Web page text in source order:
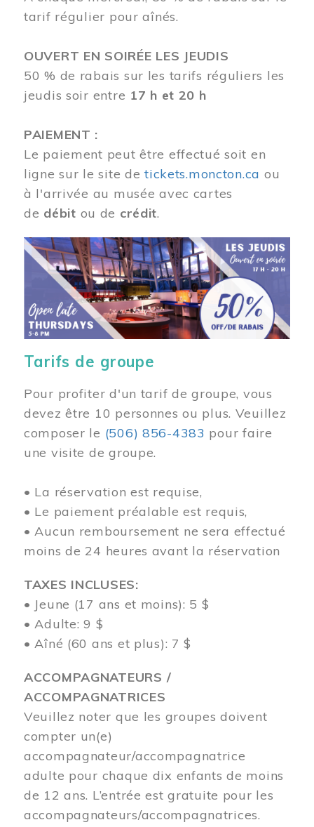
tarif régulier pour aînés.
OUVERT EN SOIRÉE LES JEUDIS
50 % de rabais sur les tarifs réguliers les
jeudis soir entre 17 h et 20 h
PAIEMENT :
Le paiement peut être effectué soit en
ligne sur le site detickets.moncton.ca ou
à l'arrivée au musée avec cartes
de débit ou de crédit.
Image
Tarifs de groupe
Pour profiter d'un tarif de groupe, vous
devez être 10 personnes ou plus. Veuillez
composer le (506) 856-4383 pour faire
une visite de groupe.
• La réservation est requise,
• Le paiement préalable est requis,
• Aucun remboursement ne sera effectué
moins de 24 heures avant la réservation
TAXES INCLUSES:
• Jeune (17 ans et moins): 5 $
• Adulte: 9 $
• Aîné (60 ans et plus): 7 $
ACCOMPAGNATEURS /
ACCOMPAGNATRICES
Veuillez noter que les groupes doivent
compter un(e)
accompagnateur/accompagnatrice
adulte pour chaque dix enfants de moins
de 12 ans. L’entrée est gratuite pour les
accompagnateurs/accompagnatrices.